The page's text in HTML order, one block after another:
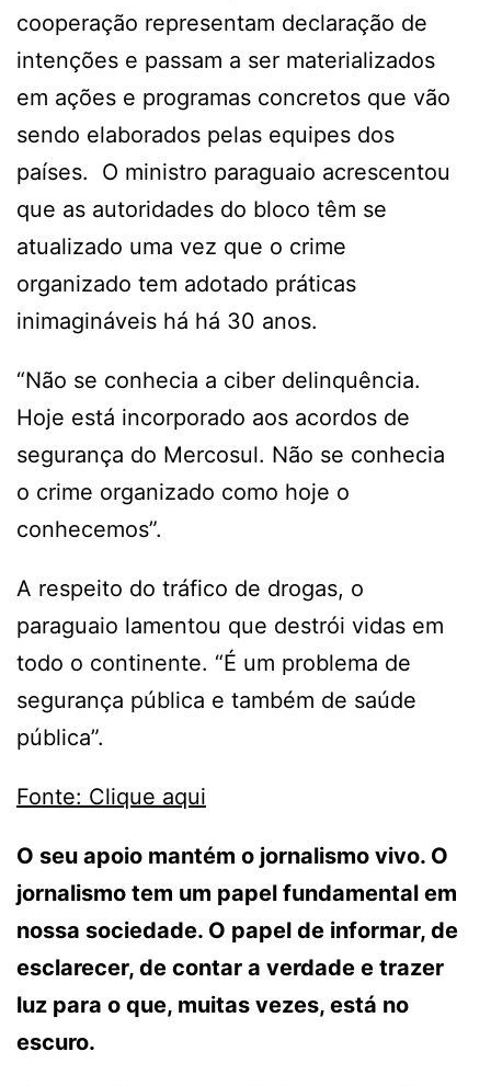
cooperação representam declaração de
intenções e passam a ser materializados
em ações e programas concretos que vão
sendo elaborados pelas equipes dos
países. O ministro paraguaio acrescentou
que as autoridades do bloco têm se
atualizado uma vez que o crime
organizado tem adotado práticas
inimagináveis há há 30 anos.
“Não se conhecia a ciber delinquência.
Hoje está incorporado aos acordos de
segurança do Mercosul. Não se conhecia
o crime organizado como hoje o
conhecemos”.
A respeito do tráfico de drogas, o
paraguaio lamentou que destrói vidas em
todo o continente. “É um problema de
segurança pública e também de saúde
pública”.
Fonte: Clique aqui
O seu apoio mantém o jornalismo vivo. O
jornalismo tem um papel fundamental em
nossa sociedade. O papel de informar, de
esclarecer, de contar a verdade e trazer
luz para o que, muitas vezes, está no
escuro.